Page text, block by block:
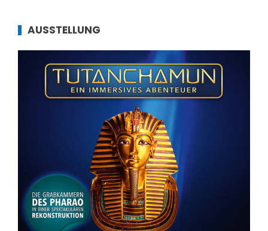
AUSSTELLUNG